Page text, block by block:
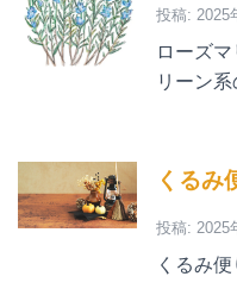
投稿: 2025
ローズ
リーン
くるみ
投稿: 2025
くるみ